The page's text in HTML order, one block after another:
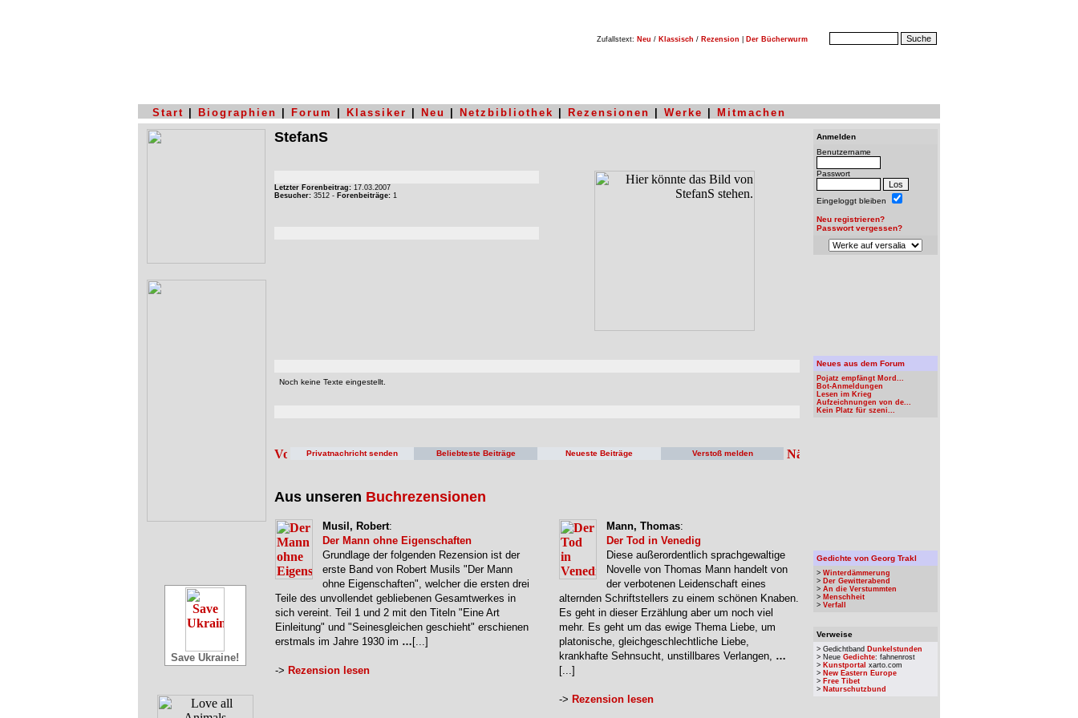
Zufallstext: Neu / Klassisch / Rezension Der Bücherwurm
Start Biographien Forum Klassiker Neu Netzbibliothek Rezensionen Werke Mitmachen
Save Ukraine!
StefanS
Letzter Forenbeitrag: 17.03.2007
Besucher: 3512 - Forenbeiträge: 1
Noch keine Texte eingestellt.
Privatnachricht senden Beliebteste Beiträge Neueste Beiträge Verstoß melden
Aus unseren Buchrezensionen
Musil, Robert:
Der Mann ohne Eigenschaften
Grundlage der folgenden Rezension ist der
erste Band von Robert Musils "Der Mann
ohne Eigenschaften", welcher die ersten drei
Teile des unvollendet gebliebenen Gesamtwerkes in
sich vereint. Teil 1 und 2 mit den Titeln "Eine Art
Einleitung" und "Seinesgleichen geschieht" erschienen
erstmals im Jahre 1930 im … [...]
-> Rezension lesen
Mann, Thomas:
Der Tod in Venedig
Diese außerordentlich sprachgewaltige
Novelle von Thomas Mann handelt von
der verbotenen Leidenschaft eines
alternden Schriftstellers zu einem schönen Knaben.
Es geht in dieser Erzählung aber um noch viel
mehr. Es geht um das ewige Thema Liebe, um
platonische, gleichgeschlechtliche Liebe,
krankhafte Sehnsucht, unstillbares Verlangen, …
[...]
-> Rezension lesen
Anmelden
Benutzername
Passwort
Eingeloggt bleiben
Neu registrieren?
Passwort vergessen?
Neues aus dem Forum
Pojatz empfängt Mord...
Bot-Anmeldungen
Lesen im Krieg
Aufzeichnungen von de...
Kein Platz für szeni...
Gedichte von Georg Trakl
> Winterdämmerung
> Der Gewitterabend
> An die Verstummten
> Menschheit
> Verfall
Verweise
> Gedichtband Dunkelstunden
> Neue Gedichte: fahnenrost
> Kunstportal xarto.com
> New Eastern Europe
> Free Tibet
> Naturschutzbund